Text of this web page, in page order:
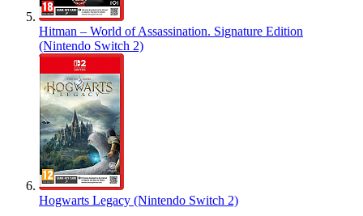
Hitman – World of Assassination. Signature Edition
(Nintendo Switch 2)
Hogwarts Legacy (Nintendo Switch 2)